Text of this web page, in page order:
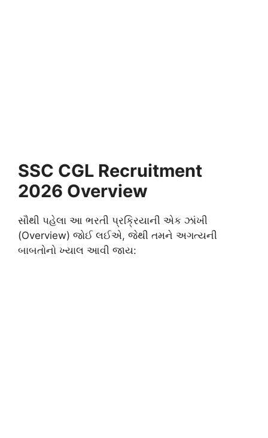
SSC CGL Recruitment
2026 Overview
સૌથી પહેલા આ ભરતી પ્રક્રિયાની એક ઝાંખી
(Overview) જોઈ લઈએ, જેથી તમને અગત્યની
બાબતોનો ખ્યાલ આવી જાય: